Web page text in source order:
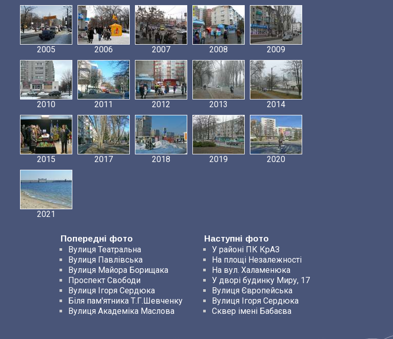
2005 2006 2007 2008 2009
2010 2011 2012 2013 2014
2015 2017 2018 2019 2020
2021
Попередні фото
Наступні фото
Вулиця Театральна
Вулиця Павлівська
Вулиця Майора Борищака
Проспект Свободи
Вулиця Ігоря Сердюка
Біля пам'ятника Т.Г.Шевченку
Вулиця Академіка Маслова
У районі ПК КрАЗ
На площі Незалежності
На вул. Халаменюка
У дворі будинку Миру, 17
Вулиця Європейська
Вулиця Ігоря Сердюка
Сквер імені Бабаєва